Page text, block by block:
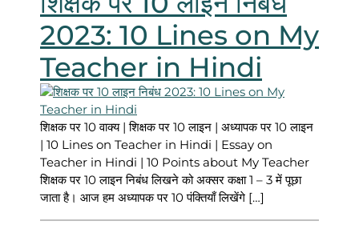
2023: 10 Lines on My
Teacher in Hindi
शिक्षक पर 10 वाक्य | शिक्षक पर 10 लाइन | अध्यापक पर 10 लाइन
| 10 Lines on Teacher in Hindi | Essay on
Teacher in Hindi | 10 Points about My Teacher
शिक्षक पर 10 लाइन निबंध लिखने को अक्सर कक्षा 1 – 3 में पूछा
जाता है। आज हम अध्यापक पर 10 पंक्तियाँ लिखेंगे […]